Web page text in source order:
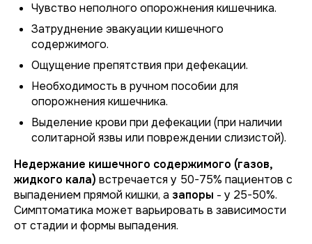
Чувство неполного опорожнения кишечника.
Затруднение эвакуации кишечного
содержимого.
Ощущение препятствия при дефекации.
Необходимость в ручном пособии для
опорожнения кишечника.
Выделение крови при дефекации (при наличии
солитарной язвы или повреждении слизистой).
Недержание кишечного содержимого (газов,
жидкого кала) встречается у 50-75% пациентов с
выпадением прямой кишки, а запоры - у 25-50%.
Симптоматика может варьировать в зависимости
от стадии и формы выпадения.